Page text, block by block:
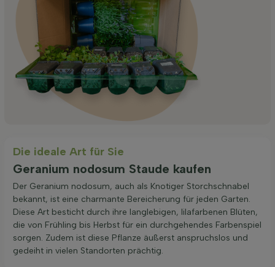
Die ideale Art für Sie
Geranium nodosum Staude kaufen
Der Geranium nodosum, auch als Knotiger Storchschnabel
bekannt, ist eine charmante Bereicherung für jeden Garten.
Diese Art besticht durch ihre langlebigen, lilafarbenen Blüten,
die von Frühling bis Herbst für ein durchgehendes Farbenspiel
sorgen. Zudem ist diese Pflanze äußerst anspruchslos und
gedeiht in vielen Standorten prächtig.